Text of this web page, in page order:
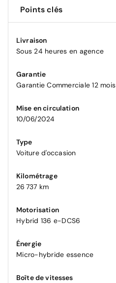
Points clés
Livraison
Sous 24 heures en agence
Garantie
Garantie Commerciale 12 mois
Mise en circulation
10/06/2024
Type
Voiture d'occasion
Kilométrage
26 737 km
Motorisation
Hybrid 136 e-DCS6
Énergie
Micro-hybride essence
Boîte de vitesses